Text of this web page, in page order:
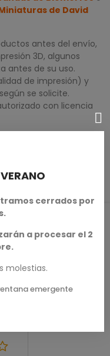
de David
antes del envío,
3D, algunos
antes de su uso.
de impresión) y
se solicite.
con licencia
cerrados por
a procesar el 2
molestias.
emergente